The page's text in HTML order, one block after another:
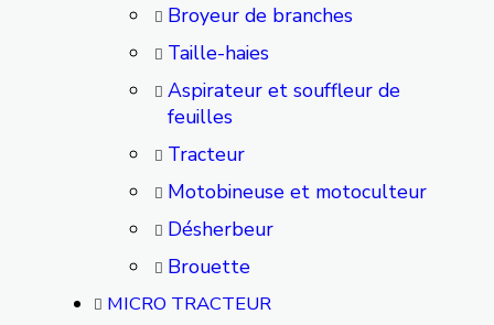
Broyeur de branches
Taille-haies
Aspirateur et souffleur de
feuilles
Tracteur
Motobineuse et motoculteur
Désherbeur
Brouette
MICRO TRACTEUR